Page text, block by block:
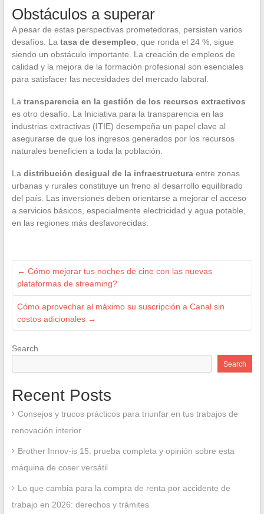
Obstáculos a superar
A pesar de estas perspectivas prometedoras, persisten varios
desafíos. La tasa de desempleo, que ronda el 24 %, sigue
siendo un obstáculo importante. La creación de empleos de
calidad y la mejora de la formación profesional son esenciales
para satisfacer las necesidades del mercado laboral.
La transparencia en la gestión de los recursos extractivos
es otro desafío. La Iniciativa para la transparencia en las
industrias extractivas (ITIE) desempeña un papel clave al
asegurarse de que los ingresos generados por los recursos
naturales beneficien a toda la población.
La distribución desigual de la infraestructuraentre zonas
urbanas y rurales constituye un freno al desarrollo equilibrado
del país. Las inversiones deben orientarse a mejorar el acceso
a servicios básicos, especialmente electricidad y agua potable,
en las regiones más desfavorecidas.
← Cómo mejorar tus noches de cine con las nuevas
plataformas de streaming?
Cómo aprovechar al máximo su suscripción a Canal sin
costos adicionales →
Search
Search
Recent Posts
Consejos y trucos prácticos para triunfar en tus trabajos de
renovación interior
Brother Innov-is 15: prueba completa y opinión sobre esta
máquina de coser versátil
Lo que cambia para la compra de renta por accidente de
trabajo en 2026: derechos y trámites